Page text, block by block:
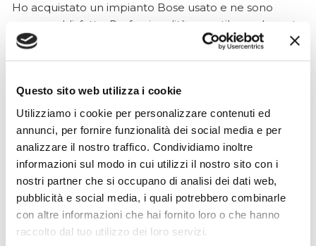
Questo sito web utilizza i cookie
Utilizziamo i cookie per personalizzare contenuti ed
annunci, per fornire funzionalità dei social media e per
analizzare il nostro traffico. Condividiamo inoltre
informazioni sul modo in cui utilizzi il nostro sito con i
nostri partner che si occupano di analisi dei dati web,
pubblicità e social media, i quali potrebbero combinarle
con altre informazioni che hai fornito loro o che hanno
raccolto dal tuo utilizzo dei loro servizi.
Ho acquistato un impianto Bose usato e ne sono
super soddisfatto. Professionalità e gentilezza da parte
dello staff. Attrezzatura di qualità e buoni prezzi.
Hope Efrida
2 mesi fa
★★★★★
Ho acquistato un contrabbasso elettrico Stanzani, un
microfono professionale, amplificatore, cuffie, aste e
cavi vari come regali per il mio compagno. Lo
strumento è a dir poco meraviglioso e il resto dei
prodotti è di alto livello. I venditori son..